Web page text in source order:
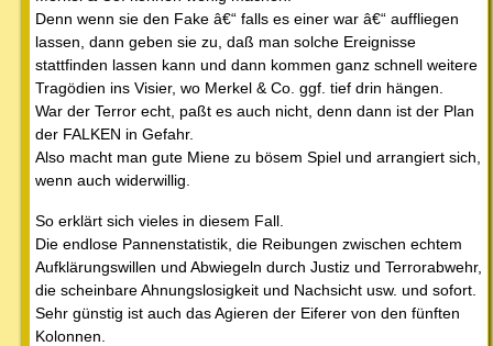
Denn wenn sie den Fake â€“ falls es einer war â€“ auffliegen
lassen, dann geben sie zu, daß man solche Ereignisse
stattfinden lassen kann und dann kommen ganz schnell weitere
Tragödien ins Visier, wo Merkel & Co. ggf. tief drin hängen.
War der Terror echt, paßt es auch nicht, denn dann ist der Plan
der FALKEN in Gefahr.
Also macht man gute Miene zu bösem Spiel und arrangiert sich,
wenn auch widerwillig.
So erklärt sich vieles in diesem Fall.
Die endlose Pannenstatistik, die Reibungen zwischen echtem
Aufklärungswillen und Abwiegeln durch Justiz und Terrorabwehr,
die scheinbare Ahnungslosigkeit und Nachsicht usw. und sofort.
Sehr günstig ist auch das Agieren der Eiferer von den fünften
Kolonnen.